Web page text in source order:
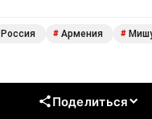
Россия # Армения #
Поделиться